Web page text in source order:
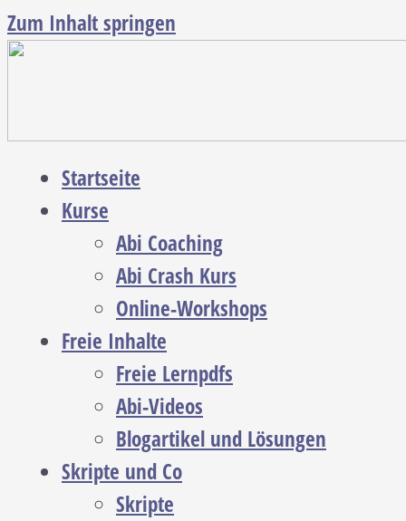
Zum Inhalt springen
Startseite
Kurse
Abi Coaching
Abi Crash Kurs
Online-Workshops
Freie Inhalte
Freie Lernpdfs
Abi-Videos
Blogartikel und Lösungen
Skripte und Co
Skripte